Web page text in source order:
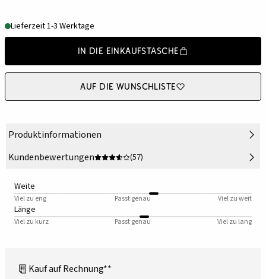
Lieferzeit 1-3 Werktage
In die Einkaufstasche
Auf die Wunschliste
Produktinformationen
Kundenbewertungen
(57)
Weite
Viel zu eng Passt genau Viel zu weit
Länge
Viel zu kurz Passt genau Viel zu lang
Kauf auf Rechnung**